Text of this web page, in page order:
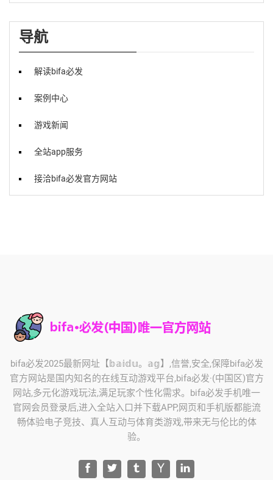
导航
解读bifa必发
案例中心
游戏新闻
全站app服务
接洽bifa必发官方网站
bifa必发2025最新网址【𝕓𝕒𝕚𝕕𝕦。𝕒𝕘】,信誉,安全,保障bifa必发
官方网站是国内知名的在线互动游戏平台,bifa必发·(中国区)官方
网站,多元化游戏玩法,满足玩家个性化需求。bifa必发手机唯一
官网会员登录后,进入全站入口并下载APP,网页和手机版都能流
畅体验电子竞技、真人互动与体育类游戏,带来无与伦比的体
验。